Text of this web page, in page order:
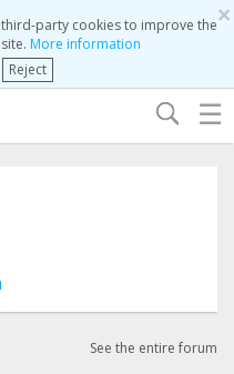
×
party cookies to improve the
More information
Reject
☰
See the entire forum